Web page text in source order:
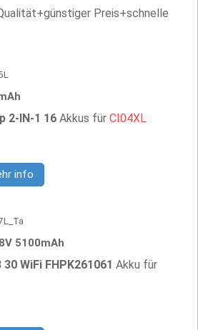
Preis+schnelle
2-IN-1 16 Akkus für CI04XL
info
5100mAh
WiFi FHPK261061 Akku für